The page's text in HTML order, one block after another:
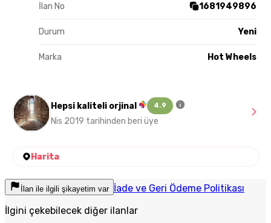
İlan No 1681949896
Durum Yeni
Marka Hot Wheels
Hepsi kaliteli orjinal 4.9
Nis 2019 tarihinden beri üye
Harita
İlan ile ilgili şikayetim var İade ve Geri Ödeme Politikası
İlgini çekebilecek diğer ilanlar